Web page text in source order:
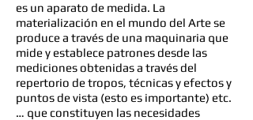
es un aparato de medida. La
materialización en el mundo del Arte se
produce a través de una maquinaria que
mide y establece patrones desde las
mediciones obtenidas a través del
repertorio de tropos, técnicas y efectos y
puntos de vista (esto es importante) etc.
… que constituyen las necesidades